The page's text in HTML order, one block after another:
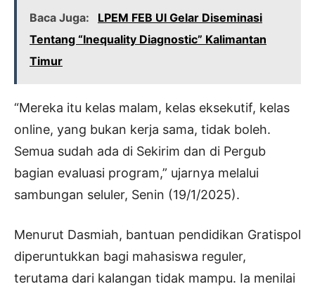
Baca Juga:
LPEM FEB UI Gelar Diseminasi
Tentang “Inequality Diagnostic” Kalimantan
Timur
“Mereka itu kelas malam, kelas eksekutif, kelas
online, yang bukan kerja sama, tidak boleh.
Semua sudah ada di Sekirim dan di Pergub
bagian evaluasi program,” ujarnya melalui
sambungan seluler, Senin (19/1/2025).
Menurut Dasmiah, bantuan pendidikan Gratispol
diperuntukkan bagi mahasiswa reguler,
terutama dari kalangan tidak mampu. Ia menilai